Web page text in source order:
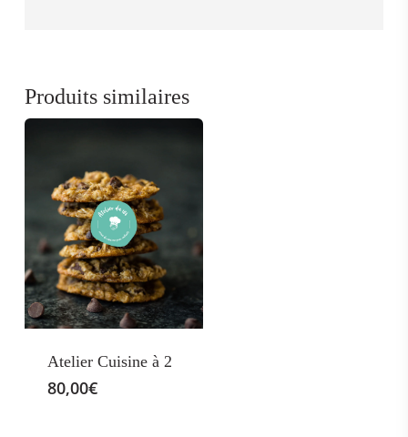
Produits similaires
Atelier Cuisine à 2
80,00€